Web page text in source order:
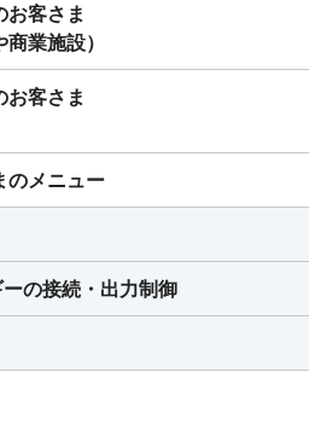
お客さま
商業施設）
お客さま
のメニュー
の接続・出力制御